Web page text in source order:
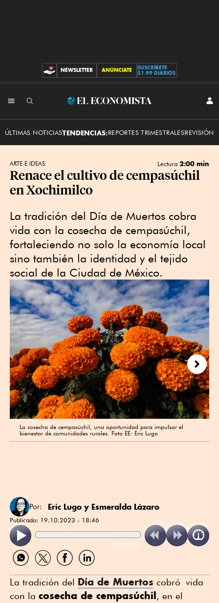
CONTRIBUCIONES
NEWSLETTER ANÚNCIATE
SUSCRÍBETE
$1.99 DIARIOS
El
ÚLTIMAS NOTICIASTENDENCIAS:REPORTES TRIMESTRALESREVISIÓN
ARTE E IDEAS Lectura 2:00 min
Renace el cultivo de cempasúchil
en Xochimilco
La tradición del Día de Muertos cobra
vida con la cosecha de cempasúchil,
fortaleciendo no solo la economía local
sino también la identidad y el tejido
social de la Ciudad de México.
La cosecha de cempasúchil, una oportunidad para impulsar el
bienestar de comunidades rurales. Foto EE: Eric Lugo
Next
Por: Eric Lugo y Esmeralda Lázaro
Publicado: 19.10.2023 - 18:46
ReadSpeaker
Compartir
por
Compartir
por
Compartir
por
Compartir
por
La tradición del Día de Muertos cobró vida
con la cosecha de cempasúchil, en el